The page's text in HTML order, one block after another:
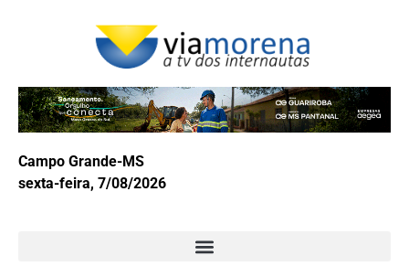
Campo Grande-MS
sexta-feira, 7/08/2026